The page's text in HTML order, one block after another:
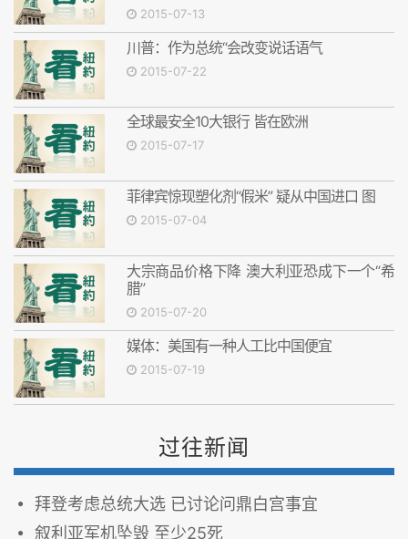
2015-07-13
川普：作为总统“会改变说话语气
2015-07-22
全球最安全10大银行 皆在欧洲
2015-07-17
菲律宾惊现塑化剂“假米” 疑从中国进口 图
2015-07-04
大宗商品价格下降 澳大利亚恐成下一个“希
腊”
2015-07-20
媒体：美国有一种人工比中国便宜
2015-07-19
过往新闻
拜登考虑总统大选 已讨论问鼎白宫事宜
叙利亚军机坠毁 至少25死